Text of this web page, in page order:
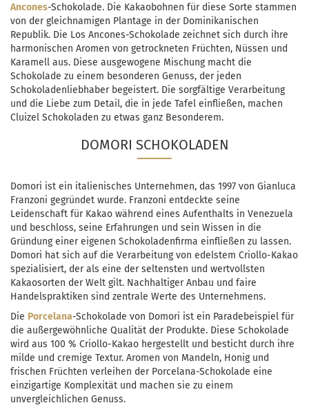
Ancones-Schokolade. Die Kakaobohnen für diese Sorte stammen
von der gleichnamigen Plantage in der Dominikanischen
Republik. Die Los Ancones-Schokolade zeichnet sich durch ihre
harmonischen Aromen von getrockneten Früchten, Nüssen und
Karamell aus. Diese ausgewogene Mischung macht die
Schokolade zu einem besonderen Genuss, der jeden
Schokoladenliebhaber begeistert. Die sorgfältige Verarbeitung
und die Liebe zum Detail, die in jede Tafel einfließen, machen
Cluizel Schokoladen zu etwas ganz Besonderem.
DOMORI SCHOKOLADEN
Domori ist ein italienisches Unternehmen, das 1997 von Gianluca
Franzoni gegründet wurde. Franzoni entdeckte seine
Leidenschaft für Kakao während eines Aufenthalts in Venezuela
und beschloss, seine Erfahrungen und sein Wissen in die
Gründung einer eigenen Schokoladenfirma einfließen zu lassen.
Domori hat sich auf die Verarbeitung von edelstem Criollo-Kakao
spezialisiert, der als eine der seltensten und wertvollsten
Kakaosorten der Welt gilt. Nachhaltiger Anbau und faire
Handelspraktiken sind zentrale Werte des Unternehmens.
Die Porcelana-Schokolade von Domori ist ein Paradebeispiel für
die außergewöhnliche Qualität der Produkte. Diese Schokolade
wird aus 100 % Criollo-Kakao hergestellt und besticht durch ihre
milde und cremige Textur. Aromen von Mandeln, Honig und
frischen Früchten verleihen der Porcelana-Schokolade eine
einzigartige Komplexität und machen sie zu einem
unvergleichlichen Genuss.